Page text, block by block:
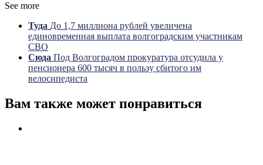
See more
Туда До 1,7 миллиона рублей увеличена
единовременная выплата волгоградским участникам
СВО
Сюда Под Волгоградом прокуратура отсудила у
пенсионера 600 тысяч в пользу сбитого им
велосипедиста
Вам также может понравиться